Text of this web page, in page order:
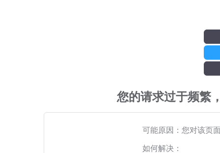
您的请求过于频繁
可能原因：您对该页
如何解决：